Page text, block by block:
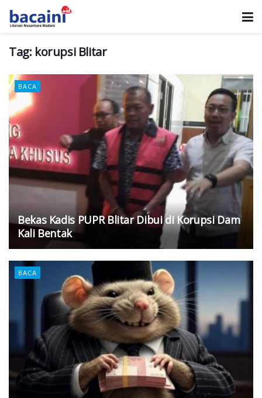
Tag: korupsi Blitar
BACA
Bekas Kadis PUPR Blitar Dibui di Korupsi Dam
Kali Bentak
BACA